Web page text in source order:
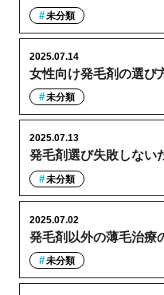
未分類
女性向け発毛剤の選び
2025.07.14
未分類
発毛剤選び失敗しない
2025.07.13
未分類
発毛剤以外の薄毛治療
2025.07.02
未分類